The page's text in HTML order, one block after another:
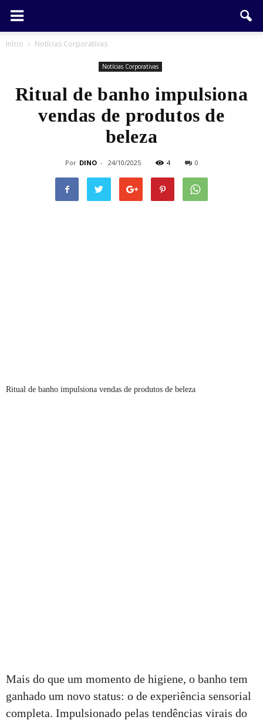
Início Notícias Corporativas
Notícias Corporativas
Ritual de banho impulsiona
vendas de produtos de
beleza
Por DINO - 24/10/2025 4 0
Ritual de banho impulsiona vendas de produtos de beleza
Mais do que um momento de higiene, o banho tem
ganhado um novo status: o de experiência sensorial
completa. Impulsionado pelas tendências virais do